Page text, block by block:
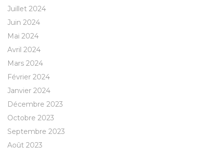
Juillet 2024
Juin 2024
Mai 2024
Avril 2024
Mars 2024
Février 2024
Janvier 2024
Décembre 2023
Octobre 2023
Septembre 2023
Août 2023